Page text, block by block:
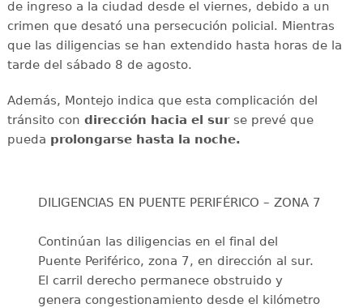
de ingreso a la ciudad desde el viernes, debido a un
crimen que desató una persecución policial. Mientras
que las diligencias se han extendido hasta horas de la
tarde del sábado 8 de agosto.
Además, Montejo indica que esta complicación del
tránsito con dirección hacia el surse prevé que
pueda prolongarse hasta la noche.
DILIGENCIAS EN PUENTE PERIFÉRICO – ZONA 7
Continúan las diligencias en el final del
Puente Periférico, zona 7, en dirección al sur.
El carril derecho permanece obstruido y
genera congestionamiento desde el kilómetro